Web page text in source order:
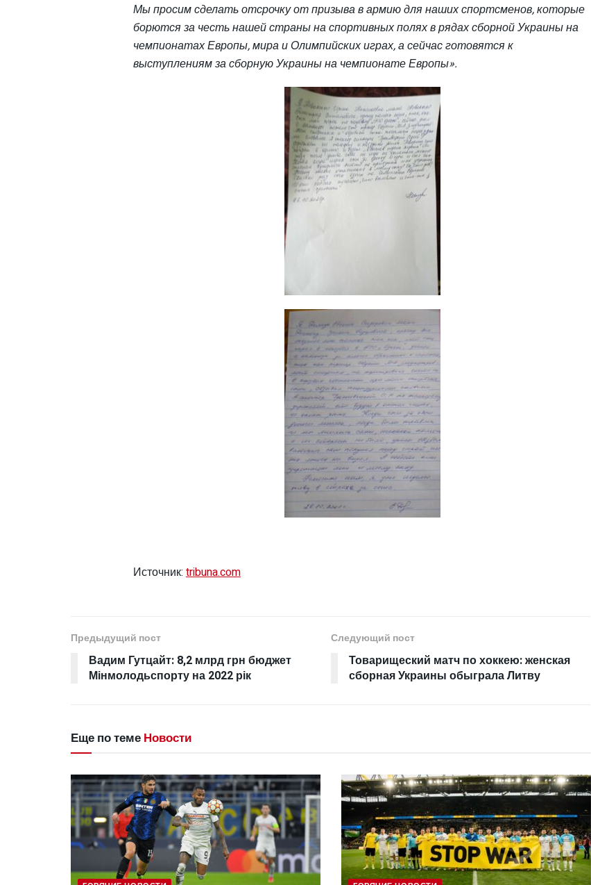
Мы просим сделать отсрочку от призыва в армию для наших спортсменов, которые
борются за честь нашей страны на спортивных полях в рядах сборной Украины на
чемпионатах Европы, мира и Олимпийских играх, а сейчас готовятся к
выступлениям за сборную Украины на чемпионате Европы».
Источник: tribuna.com
Предыдущий пост
Вадим Гутцайт: 8,2 млрд грн бюджет
Мінмолодьспорту на 2022 рік
Следующий пост
Товарищеский матч по хоккею: женская
сборная Украины обыграла Литву
Еще по теме Новости